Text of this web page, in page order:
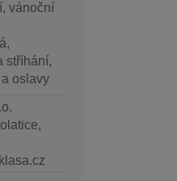
vánoční
stříhání,
oslavy